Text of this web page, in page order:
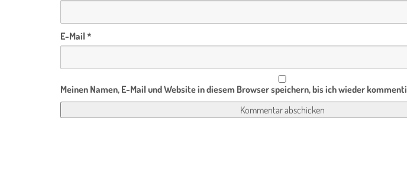
E-Mail *
Meinen Namen, E-Mail und Website in diesem Browser speichern, bis ich wieder